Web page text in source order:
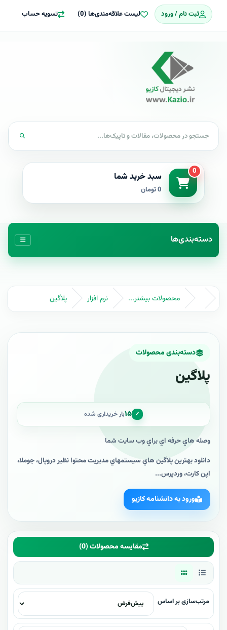
ثبت نام / ورود لیست علاقه‌مندی‌ها (0) تسویه حساب
0 سبد خرید شما
0 تومان
دسته‌بندی‌ها
محصولات بیشتر... نرم افزار پلاگين
دسته‌بندی محصولات
پلاگين
✓ ۱۵بار خریداری شده
وصله هاي حرفه اي براي وب سايت شما
دانلود بهترين پلاگين هاي سيستمهاي مديريت محتوا نظير دروپال، جوملا،
اپن کارت، وردپرس...
ورود به دانشنامه کازیو
مقایسه محصولات (0)
مرتب‌سازی بر اساس